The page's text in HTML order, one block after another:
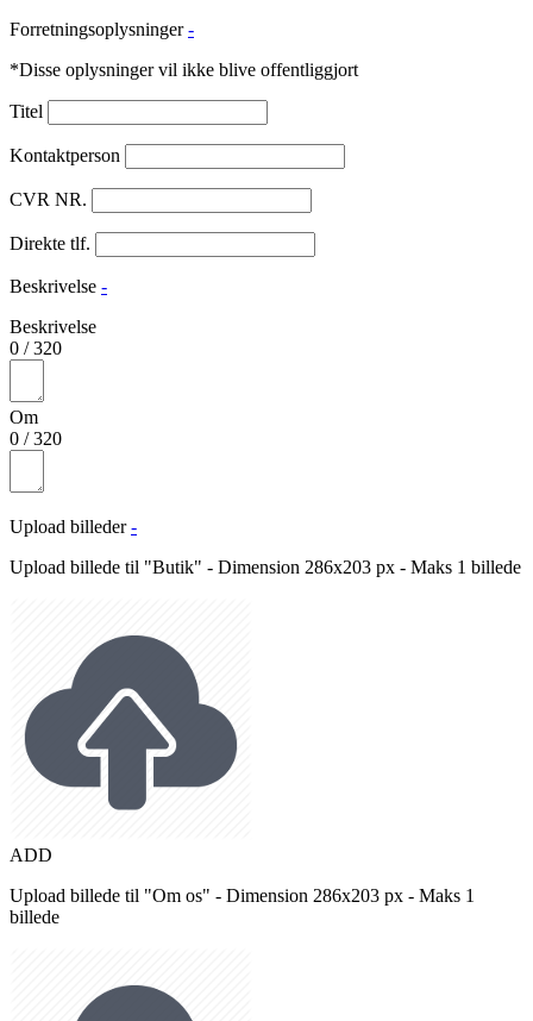
Forretningsoplysninger -
*Disse oplysninger vil ikke blive offentliggjort
Titel
Kontaktperson
CVR NR.
Direkte tlf.
Beskrivelse -
Beskrivelse
0 /320
Om
0 /320
Upload billeder -
Upload billede til "Butik" - Dimension 286x203 px - Maks 1 billede
ADD
Upload billede til "Om os" - Dimension 286x203 px - Maks 1
billede